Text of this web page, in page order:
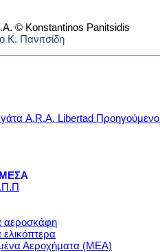
Κ. Πανιτσίδη
A.R.A. Libertad Προηγούμενο
αεροσκάφη
Αεροχήματα (ΜΕΑ)